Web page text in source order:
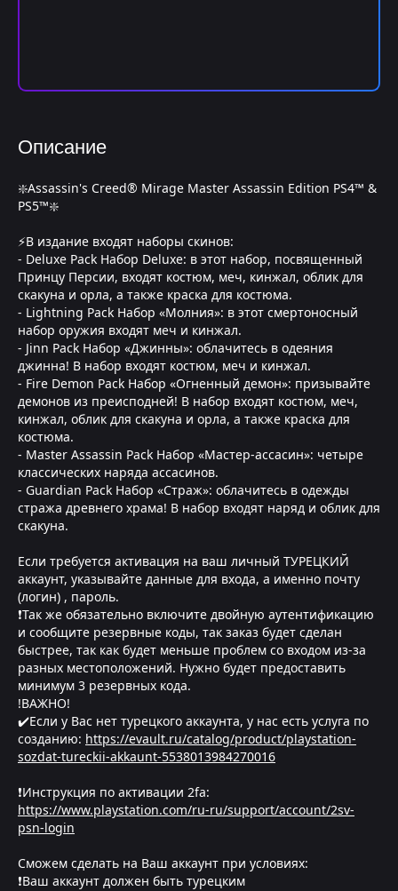
Описание
❇️Assassin's Creed® Mirage Master Assassin Edition PS4™ &
PS5™❇️
⚡В издание входят наборы скинов:
- Deluxe Pack Набор Deluxe: в этот набор, посвященный
Принцу Персии, входят костюм, меч, кинжал, облик для
скакуна и орла, а также краска для костюма.
- Lightning Pack Набор «Молния»: в этот смертоносный
набор оружия входят меч и кинжал.
- Jinn Pack Набор «Джинны»: облачитесь в одеяния
джинна! В набор входят костюм, меч и кинжал.
- Fire Demon Pack Набор «Огненный демон»: призывайте
демонов из преисподней! В набор входят костюм, меч,
кинжал, облик для скакуна и орла, а также краска для
костюма.
- Master Assassin Pack Набор «Мастер-ассасин»: четыре
классических наряда ассасинов.
- Guardian Pack Набор «Страж»: облачитесь в одежды
стража древнего храма! В набор входят наряд и облик для
скакуна.
Если требуется активация на ваш личный ТУРЕЦКИЙ
аккаунт, указывайте данные для входа, а именно почту
(логин) , пароль.
❗Так же обязательно включите двойную аутентификацию
и сообщите резервные коды, так заказ будет сделан
быстрее, так как будет меньше проблем со входом из-за
разных местоположений. Нужно будет предоставить
минимум 3 резервных кода.
!ВАЖНО!
✔️Если у Вас нет турецкого аккаунта, у нас есть услуга по
созданию: https://evault.ru/catalog/product/playstation-
sozdat-tureckii-akkaunt-5538013984270016
❗Инструкция по активации 2fa:
https://www.playstation.com/ru-ru/support/account/2sv-
psn-login
Сможем сделать на Ваш аккаунт при условиях:
❗Ваш аккаунт должен быть турецким